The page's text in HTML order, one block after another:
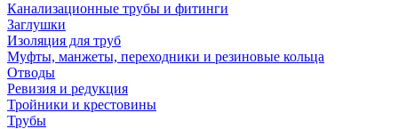
Канализационные трубы и фитинги
Заглушки
Изоляция для труб
Муфты, манжеты, переходники и резиновые кольца
Отводы
Ревизия и редукция
Тройники и крестовины
Трубы